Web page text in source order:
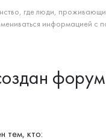
где люди,
информацией с
тем, кто: